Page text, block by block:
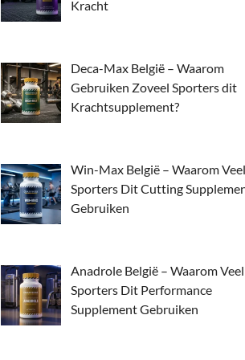
Kracht
Deca-Max België – Waarom
Gebruiken Zoveel Sporters dit
Krachtsupplement?
Win-Max België – Waarom Veel
Sporters Dit Cutting
Gebruiken
Anadrole België – Waarom Veel
Sporters Dit Performance
Supplement Gebruiken